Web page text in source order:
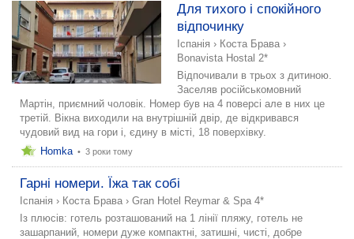
Для тихого і спокійного
відпочинку
Іспанія › Коста Брава ›
Bonavista Hostal 2*
Відпочивали в трьох з дитиною.
Заселяв російськомовний
Мартін, приємний чоловік. Номер був на 4 поверсі але в них це
третій. Вікна виходили на внутрішній двір, де відкривався
чудовий вид на гори і, єдину в місті, 18 поверхівку.
Homka • 3 роки тому
Гарні номери. Їжа так собі
Іспанія › Коста Брава › Gran Hotel Reymar & Spa 4*
Із плюсів: готель розташований на 1 лінії пляжу, готель не
зашарпаний, номери дуже компактні, затишні, чисті, добре